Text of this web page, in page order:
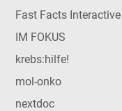
Fast Facts Interactive
IM FOKUS
krebs:hilfe!
mol-onko
nextdoc